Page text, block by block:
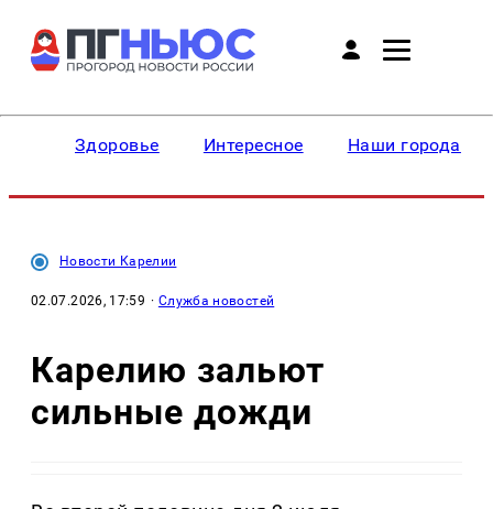
Здоровье Интересное Наши города
Новости Карелии
02.07.2026, 17:59 · Служба новостей
Карелию зальют
сильные дожди